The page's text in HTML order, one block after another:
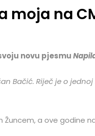
moja na
novu pjesmu
Bačić. Riječ je o
a ove godine